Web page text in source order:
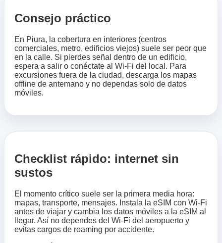
Consejo práctico
En Piura, la cobertura en interiores (centros
comerciales, metro, edificios viejos) suele ser peor que
en la calle. Si pierdes señal dentro de un edificio,
espera a salir o conéctate al Wi‑Fi del local. Para
excursiones fuera de la ciudad, descarga los mapas
offline de antemano y no dependas solo de datos
móviles.
Checklist rápido: internet sin
sustos
El momento crítico suele ser la primera media hora:
mapas, transporte, mensajes. Instala la eSIM con Wi‑Fi
antes de viajar y cambia los datos móviles a la eSIM al
llegar. Así no dependes del Wi‑Fi del aeropuerto y
evitas cargos de roaming por accidente.